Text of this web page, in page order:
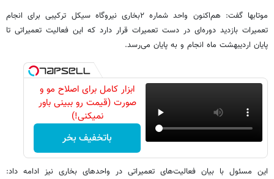
موتابها گفت: هم‌اکنون واحد شماره ۲بخاری نیروگاه سیکل ترکیبی برای انجام
تعمیرات بازدید دوره‌ای در دست تعمیرات قرار دارد که این فعالیت تعمیراتی تا
پایان اردیبهشت ماه انجام و به پایان می‌رسد.
ابزار کامل برای اصلاح مو و
صورت (قیمت رو ببینی باور
نمیکنی!)
باتخفیف بخر
این مسئول با بیان فعالیت‌های تعمیراتی در واحدهای بخاری نیز ادامه داد: